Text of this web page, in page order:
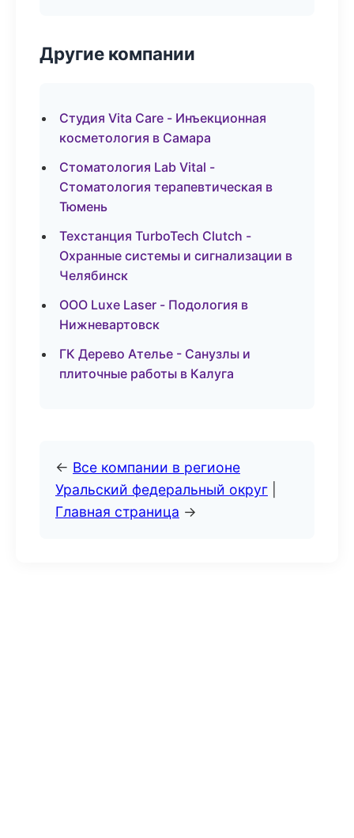
Другие компании
Студия Vita Care - Инъекционная
косметология в Самара
Стоматология Lab Vital -
Стоматология терапевтическая в
Тюмень
Техстанция TurboTech Clutch -
Охранные системы и сигнализации в
Челябинск
ООО Luxe Laser - Подология в
Нижневартовск
ГК Дерево Ателье - Санузлы и
плиточные работы в Калуга
← Все компании в регионе
Уральский федеральный округ
Главная страница →